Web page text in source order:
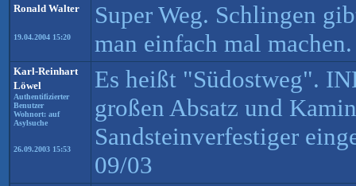
Ronald Walter
19.04.2004 15:20
Super Weg. Schlingen
man einfach mal machen.
Karl-Reinhart
Löwel
Authentifizierter
Benutzer
Wohnort: auf
Asylsuche
26.09.2003 15:53
Es heißt "Südostweg".
großen Absatz und
Sandsteinverfestiger
09/03